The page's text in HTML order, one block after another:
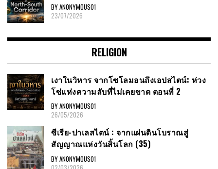
BY ANONYMOUS01
23/07/2026
RELIGION
เงาในวิหาร จากโซโลมอนถึงเอปสไตน์: ห่วง
โซ่แห่งความลับที่ไม่เคยขาด ตอนที่ 2
BY ANONYMOUS01
26/05/2026
ซีเรีย​-ปาเลสไตน์​ : จากแผ่นดินโบราณสู่
สัญญาณ​แห่งวันสิ้นโลก​ (35)
BY ANONYMOUS01